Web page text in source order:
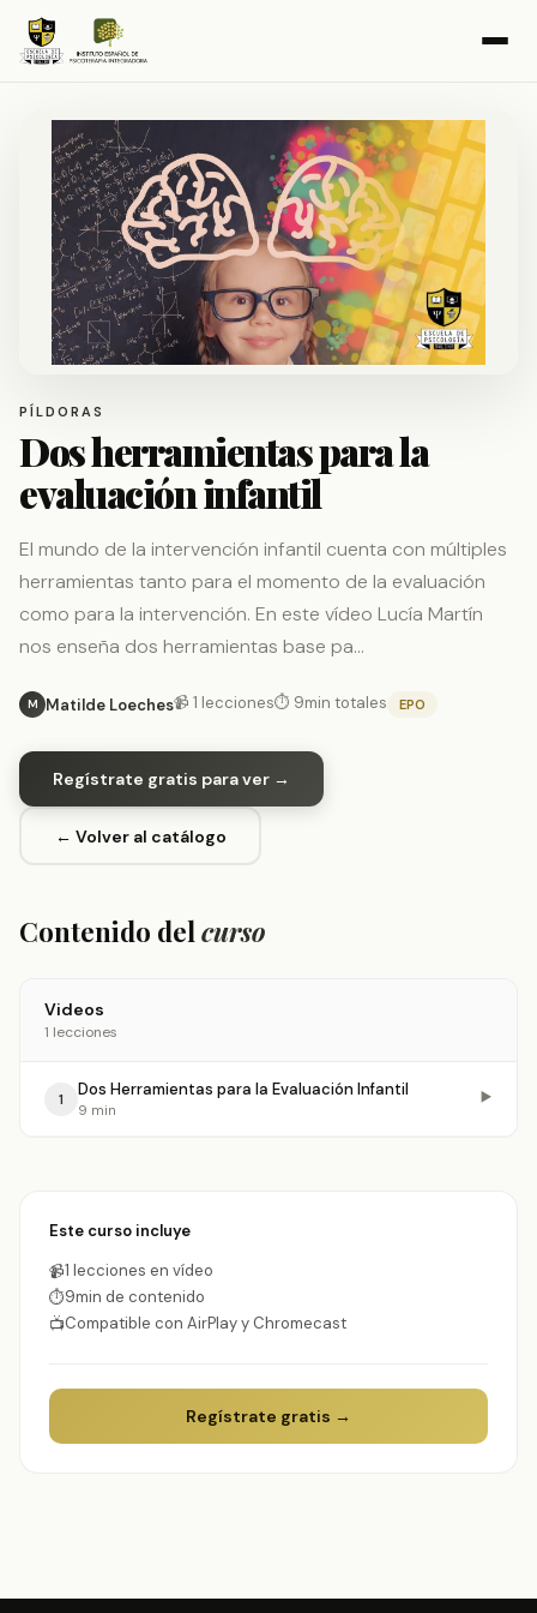
PÍLDORAS
Dos herramientas para la
evaluación infantil
El mundo de la intervención infantil cuenta con múltiples
herramientas tanto para el momento de la evaluación
como para la intervención. En este vídeo Lucía Martín
nos enseña dos herramientas base pa…
M Matilde Loeches📹 1 lecciones⏱ 9min totales EPO
Regístrate gratis para ver →
← Volver al catálogo
Contenido delcurso
Videos
1 lecciones
1 Dos Herramientas para la Evaluación Infantil
9 min
▶️
Este curso incluye
📹1 lecciones en vídeo
⏱9min de contenido
📺Compatible con AirPlay y Chromecast
Regístrate gratis →